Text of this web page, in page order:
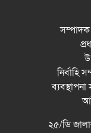
নির্বাহি
২৫/ডি